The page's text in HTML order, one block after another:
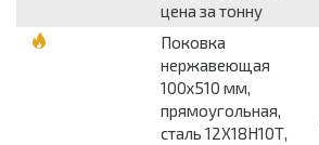
цена за тонну
Поковка
нержавеющая
100x510 мм,
прямоугольная,
сталь 12Х18Н10Т,